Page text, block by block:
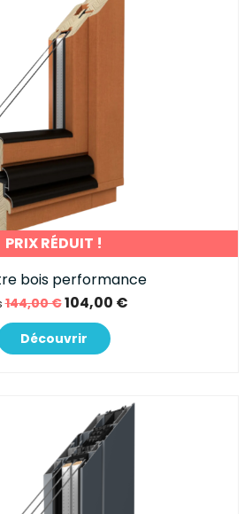
PRIX RÉDUIT !
bois performance
144,00 €104,00 €
Découvrir